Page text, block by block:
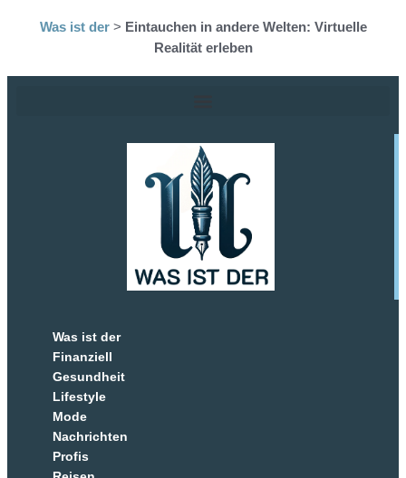
Was ist der> Eintauchen in andere Welten: Virtuelle
Realität erleben
Was ist der
Finanziell
Gesundheit
Lifestyle
Mode
Nachrichten
Profis